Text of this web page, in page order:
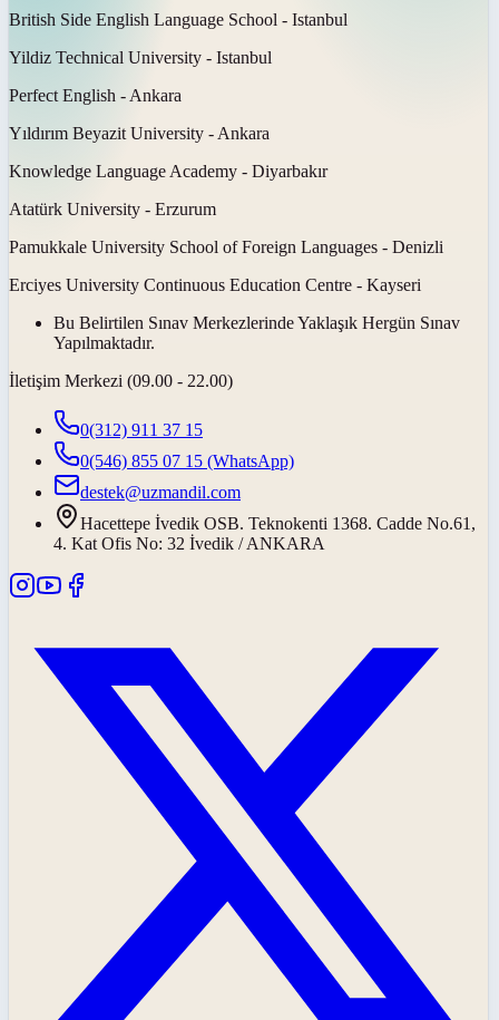
British Side English Language School - Istanbul
Yildiz Technical University - Istanbul
Perfect English - Ankara
Yıldırım Beyazit University - Ankara
Knowledge Language Academy - Diyarbakır
Atatürk University - Erzurum
Pamukkale University School of Foreign Languages - Denizli
Erciyes University Continuous Education Centre - Kayseri
Bu Belirtilen Sınav Merkezlerinde Yaklaşık Hergün Sınav
Yapılmaktadır.
İletişim Merkezi (09.00 - 22.00)
0(312) 911 37 15
0(546) 855 07 15 (WhatsApp)
destek@uzmandil.com
Hacettepe İvedik OSB. Teknokenti 1368. Cadde No.61,
4. Kat Ofis No: 32 İvedik / ANKARA